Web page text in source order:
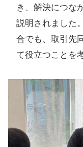
き、解決につな
説明されました
合でも、取引先
て役立つことを